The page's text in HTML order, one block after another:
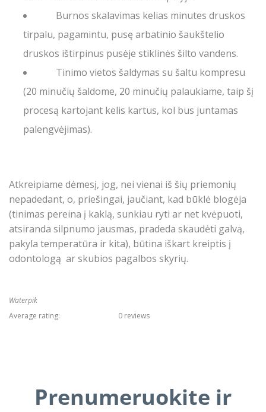
Burnos skalavimas kelias minutes druskos
tirpalu, pagamintu, pusę arbatinio šaukštelio
druskos ištirpinus pusėje stiklinės šilto vandens.
Tinimo vietos šaldymas su šaltu kompresu
(20 minučių šaldome, 20 minučių palaukiame, taip šį
procesą kartojant kelis kartus, kol bus juntamas
palengvėjimas).
Atkreipiame dėmesį, jog, nei vienai iš šių priemonių
nepadedant, o, priešingai, jaučiant, kad būklė blogėja
(tinimas pereina į kaklą, sunkiau ryti ar net kvėpuoti,
atsiranda silpnumo jausmas, pradeda skaudėti galvą,
pakyla temperatūra ir kita), būtina iškart kreiptis į
odontologą ar skubios pagalbos skyrių.
Waterpik
Average rating:
0 reviews
Prenumeruokite ir